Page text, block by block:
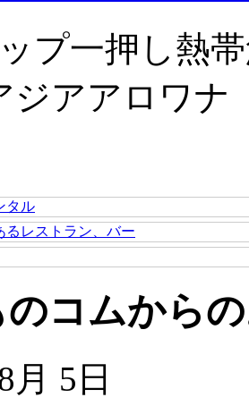
プ一押し熱
ジアアロワ
コムから
月 5日